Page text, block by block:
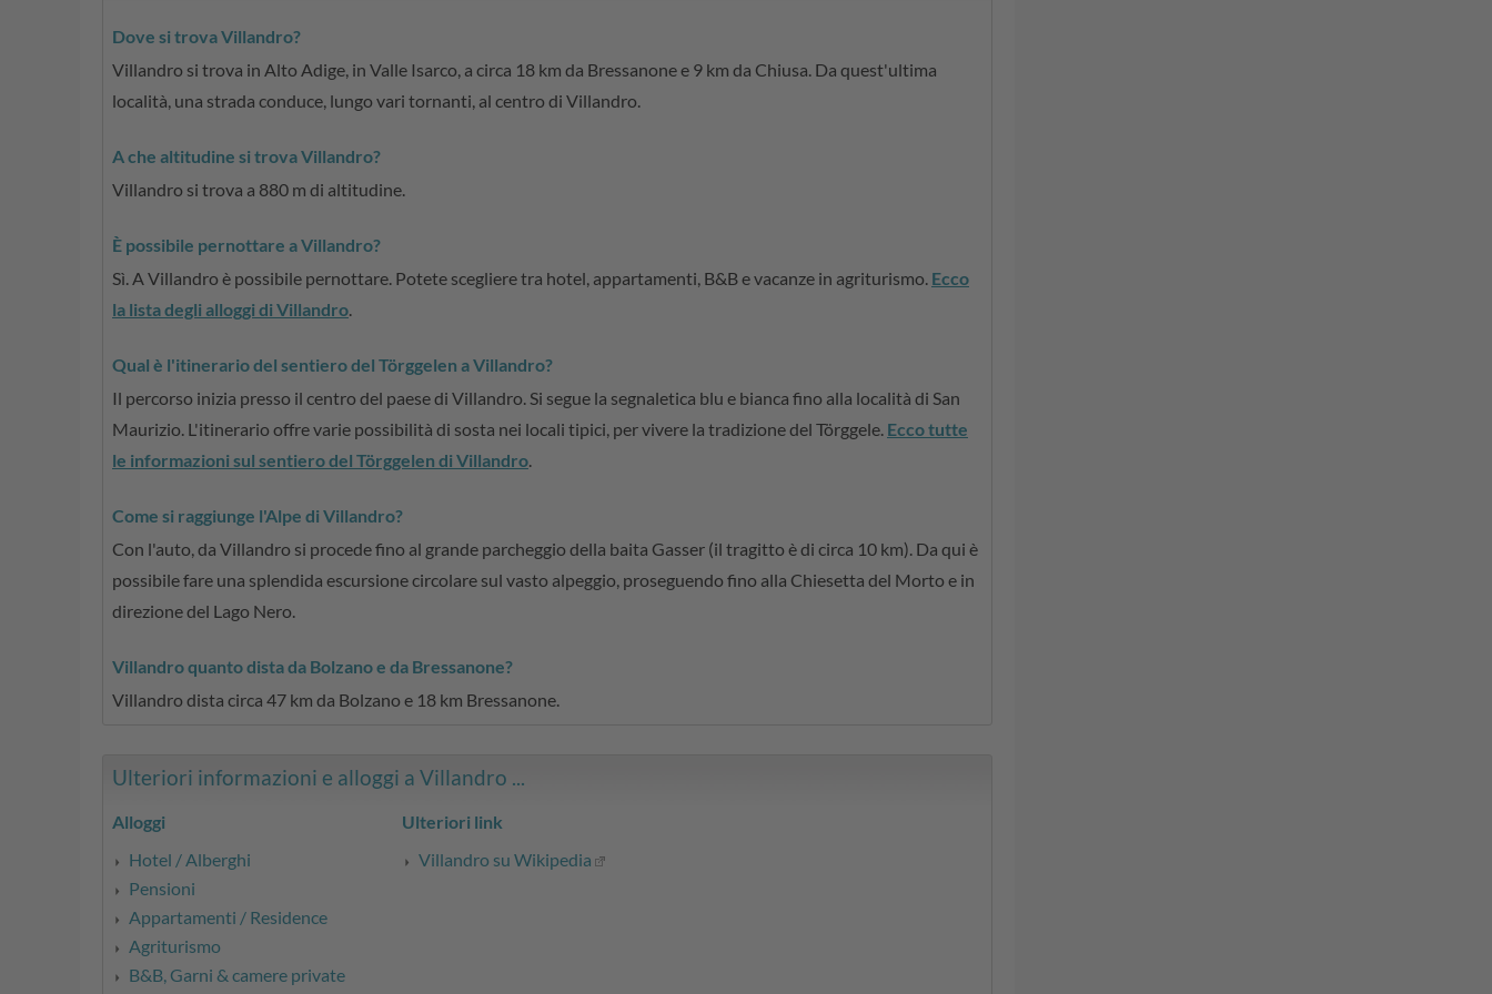
Dove si trova Villandro?
Villandro si trova in Alto Adige, in Valle Isarco, a circa 18 km da Bressanone e 9 km da Chiusa. Da quest'ultima
località, una strada conduce, lungo vari tornanti, al centro di Villandro.
A che altitudine si trova Villandro?
Villandro si trova a 880 m di altitudine.
È possibile pernottare a Villandro?
Sì. A Villandro è possibile pernottare. Potete scegliere tra hotel, appartamenti, B&B e vacanze in agriturismo. Ecco
la lista degli alloggi di Villandro.
Qual è l'itinerario del sentiero del Törggelen a Villandro?
Il percorso inizia presso il centro del paese di Villandro. Si segue la segnaletica blu e bianca fino alla località di San
Maurizio. L'itinerario offre varie possibilità di sosta nei locali tipici, per vivere la tradizione del Törggele. Ecco tutte
le informazioni sul sentiero del Törggelen di Villandro.
Come si raggiunge l'Alpe di Villandro?
Con l'auto, da Villandro si procede fino al grande parcheggio della baita Gasser (il tragitto è di circa 10 km). Da qui è
possibile fare una splendida escursione circolare sul vasto alpeggio, proseguendo fino alla Chiesetta del Morto e in
direzione del Lago Nero.
Villandro quanto dista da Bolzano e da Bressanone?
Villandro dista circa 47 km da Bolzano e 18 km Bressanone.
Ulteriori informazioni e alloggi a Villandro ...
Alloggi
Hotel / Alberghi
Pensioni
Appartamenti / Residence
Agriturismo
B&B, Garni & camere private
Ulteriori link
Villandro su Wikipedia